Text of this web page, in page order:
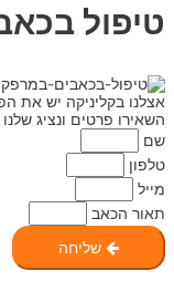
טיפול
אצלנו בקליניקה יש את
השאירו פרטים ונציג
שם
טלפון
מייל
תאור הכאב
שליחה